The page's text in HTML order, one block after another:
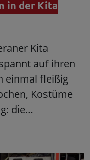
in der Kita
Kita
auf ihren
einmal fleißig
Kostüme
die…